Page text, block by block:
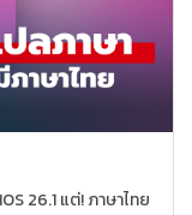
26.1 แต่! ภาษาไทย